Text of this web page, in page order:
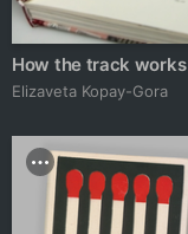
How the track works
Elizaveta Kopay-Gora